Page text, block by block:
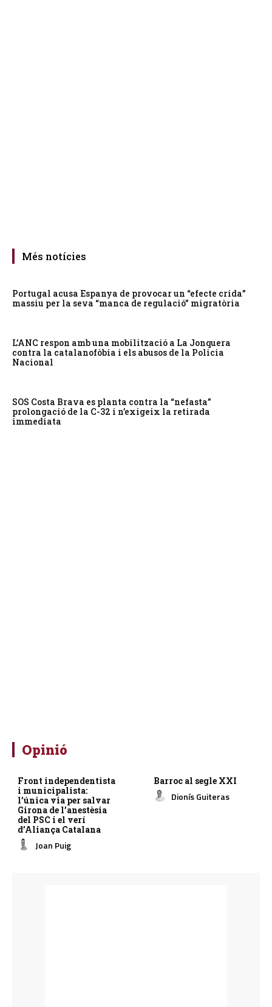
Més notícies
Portugal acusa Espanya de provocar un “efecte crida”
massiu per la seva “manca de regulació” migratòria
L’ANC respon amb una mobilització a La Jonquera
contra la catalanofòbia i els abusos de la Policia
Nacional
SOS Costa Brava es planta contra la “nefasta”
prolongació de la C-32 i n’exigeix la retirada
immediata
Opinió
Front independentista
i municipalista:
l’única via per salvar
Girona de l’anestèsia
del PSC i el verí
d’Aliança Catalana
Joan Puig
Barroc al segle XXI
Dionís Guiteras